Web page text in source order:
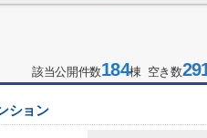
該当公開件数184棟 空き数
ション